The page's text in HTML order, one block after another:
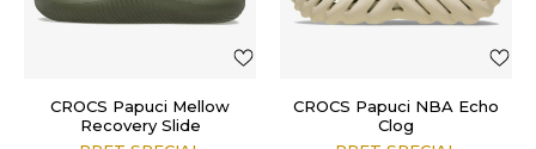
CROCS Papuci Mellow
Recovery Slide
CROCS Papuci NBA Echo
Clog